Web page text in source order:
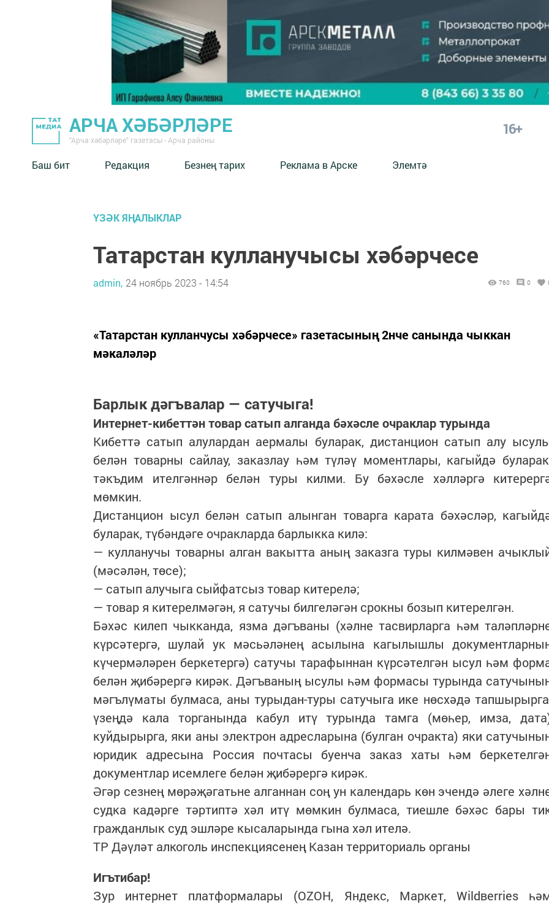
АРЧА ХӘБӘРЛӘРЕ
"Арча хәбәрләре" газетасы - Арча районы
16+
Баш бит Редакция Безнең тарих Реклама в Арске Элемтә
ҮЗӘК ЯҢАЛЫКЛАР
Татарстан кулланучысы хәбәрчесе
admin, 24 ноябрь 2023 - 14:54 760 0
«Татарстан кулланчусы хәбәрчесе» газетасының 2нче санында чыккан
мәкаләләр
Барлык дәгъвалар — сатучыга!
Интернет-кибеттән товар сатып алганда бәхәсле очраклар турында
Кибеттә сатып алулардан аермалы буларак, дистанцион сатып алу
белән товарны сайлау, заказлау һәм түләү моментлары, кагыйдә
тәкъдим ителгәннәр белән туры килми. Бу бәхәсле хәлләргә
мөмкин.
Дистанцион ысул белән сатып алынган товарга карата бәхәсләр,
буларак, түбәндәге очракларда барлыкка килә:
— кулланучы товарны алган вакытта аның заказга туры килмәвен
(мәсәлән, төсе);
— сатып алучыга сыйфатсыз товар китерелә;
— товар я китерелмәгән, я сатучы билгеләгән срокны бозып китерелгән.
Бәхәс килеп чыкканда, язма дәгъваны (хәлне тасвирларга һәм
күрсәтергә, шулай ук мәсьәләнең асылына кагылышлы
күчермәләрен беркетергә) сатучы тарафыннан күрсәтелгән ысул һәм
белән җибәрергә кирәк. Дәгъваның ысулы һәм формасы турында
мәгълүматы булмаса, аны турыдан-туры сатучыга ике нөсхәдә
үзеңдә кала торганында кабул итү турында тамга (мөһер, имза,
куйдырырга, яки аны электрон адресларына (булган очракта) яки
юридик адресына Россия почтасы буенча заказ хаты һәм
документлар исемлеге белән җибәрергә кирәк.
Әгәр сезнең мөрәҗәгатьне алганнан соң ун календарь көн эчендә әлеге
судка кадәрге тәртиптә хәл итү мөмкин булмаса, тиешле бәхәс бары
гражданлык суд эшләре кысаларында гына хәл ителә.
ТР Дәүләт алкоголь инспекциясенең Казан территориаль органы
Игътибар!
Зур интернет платформалары (ОZОН, Яндекс, Маркет, Wildвerries